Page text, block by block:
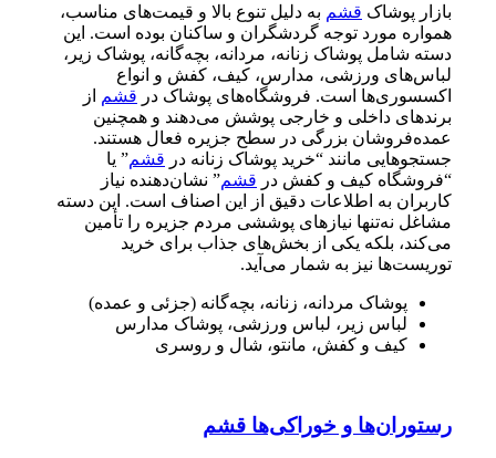
بازار پوشاک قشم به دلیل تنوع بالا و قیمت‌های مناسب،
همواره مورد توجه گردشگران و ساکنان بوده است. این
دسته شامل پوشاک زنانه، مردانه، بچه‌گانه، پوشاک زیر،
لباس‌های ورزشی، مدارس، کیف، کفش و انواع
اکسسوری‌ها است. فروشگاه‌های پوشاک در قشم
از
برندهای داخلی و خارجی پوشش می‌دهند و همچنین
عمده‌فروشان بزرگی در سطح جزیره فعال هستند.
جستجوهایی مانند “خرید پوشاک زنانه در قشم” یا
“فروشگاه کیف و کفش در قشم” نشان‌دهنده نیاز
کاربران به اطلاعات دقیق از این اصناف است. این دسته
مشاغل نه‌تنها نیازهای پوششی مردم جزیره را تأمین
می‌کند، بلکه یکی از بخش‌های جذاب برای خرید
توریست‌ها نیز به شمار می‌آید.
پوشاک مردانه، زنانه، بچه‌گانه (جزئی و عمده)
لباس زیر، لباس ورزشی، پوشاک مدارس
کیف و کفش، مانتو، شال و روسری
رستوران‌ها و خوراکی‌ها قشم